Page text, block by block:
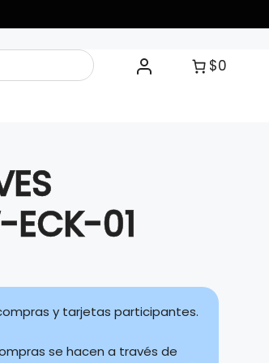
$0
ECK-01
y tarjetas participantes.
se hacen a través de